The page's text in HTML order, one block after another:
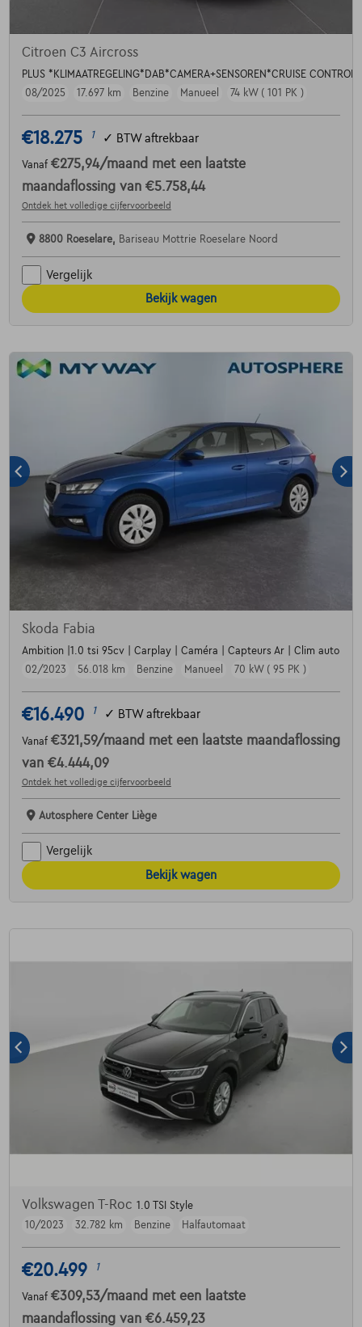
Citroen C3 Aircross
PLUS *KLIMAATREGELING*DAB*CAMERA+SENSOREN*CRUISE CONTROL*
08/2025
17.697 km Benzine Manueel 74 kW ( 101 PK )
€18.275 1 ✓ BTW aftrekbaar
Vanaf €275,94/maand met een laatste
maandaflossing van €5.758,44
Ontdek het volledige cijfervoorbeeld
8800 Roeselare, Bariseau Mottrie Roeselare Noord
Vergelijk
Bekijk wagen
Skoda Fabia
Ambition |1.0 tsi 95cv | Carplay | Caméra | Capteurs Ar | Clim auto
02/2023
56.018 km Benzine Manueel 70 kW ( 95 PK )
€16.490 1 ✓ BTW aftrekbaar
Vanaf €321,59/maand met een laatste maandaflossing
van €4.444,09
Ontdek het volledige cijfervoorbeeld
Autosphere Center Liège
Vergelijk
Bekijk wagen
Volkswagen T-Roc 1.0 TSI Style
10/2023
32.782 km Benzine Halfautomaat
€20.499 1
Vanaf €309,53/maand met een laatste
maandaflossing van €6.459,23